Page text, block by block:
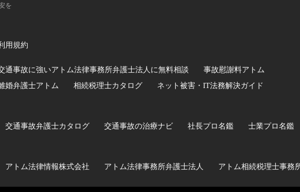
を
用規約
通事故に強いアトム法律事務所弁護士法人に無料相談
事故慰謝料アトム
婚弁護士アトム 相続税理士カタログ
ネット被害・IT法務解決ガイド
交通事故弁護士カタログ 交通事故の治療ナビ 社長プロ名鑑
士業プロ名鑑
アトム法律情報株式会社 アトム法律事務所弁護士法人 アトム相続税理士事務